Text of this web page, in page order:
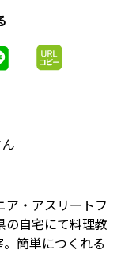
・アスリートフ
の自宅にて料理教
簡単につくれる